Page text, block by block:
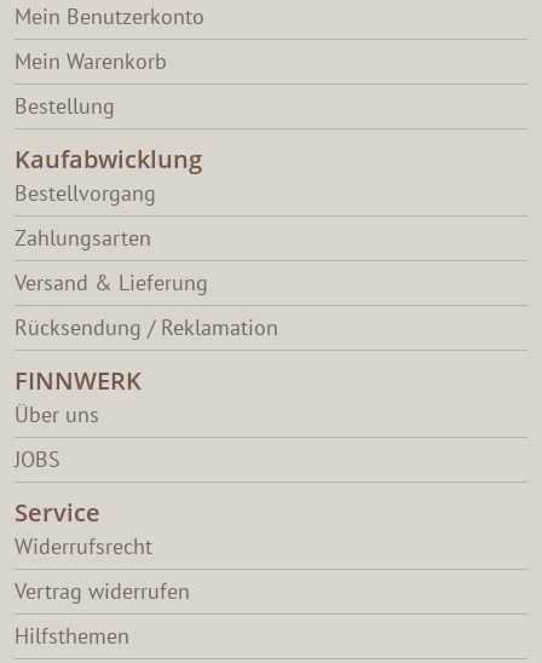
Mein Benutzerkonto
Mein Warenkorb
Bestellung
Kaufabwicklung
Bestellvorgang
Zahlungsarten
Versand & Lieferung
Rücksendung / Reklamation
FINNWERK
Über uns
JOBS
Service
Widerrufsrecht
Vertrag widerrufen
Hilfsthemen